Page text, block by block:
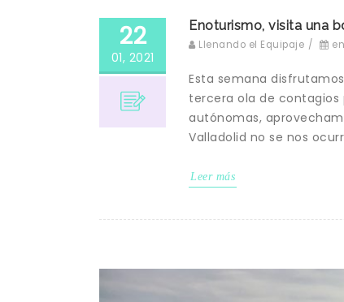
22
01, 2021
Enoturismo, visita una
Llenando el Equipaje /
Esta semana
tercera ola de contagios
autónomas,
Valladolid no se nos
Leer más